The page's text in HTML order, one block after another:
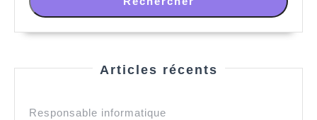
Articles récents
Responsable informatique